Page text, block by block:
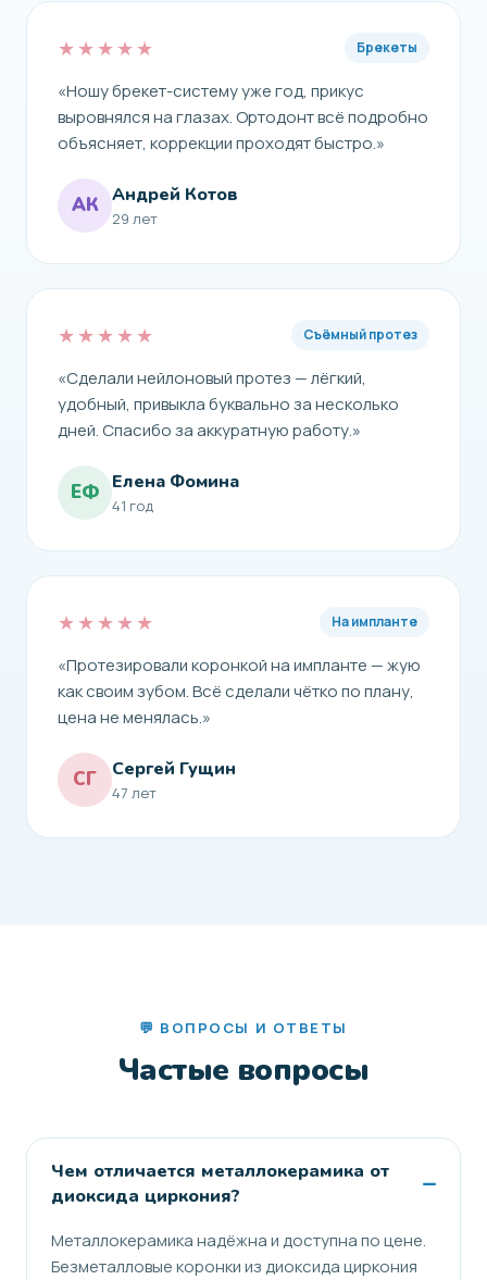
★★★★★ Брекеты
«Ношу брекет-систему уже год, прикус
выровнялся на глазах. Ортодонт всё подробно
объясняет, коррекции проходят быстро.»
АК Андрей Котов
29 лет
★★★★★ Съёмный протез
«Сделали нейлоновый протез — лёгкий,
удобный, привыкла буквально за несколько
дней. Спасибо за аккуратную работу.»
ЕФ Елена Фомина
41 год
★★★★★ На импланте
«Протезировали коронкой на импланте — жую
как своим зубом. Всё сделали чётко по плану,
цена не менялась.»
СГ Сергей Гущин
47 лет
💬 ВОПРОСЫ И ОТВЕТЫ
Частые вопросы
Чем отличается металлокерамика от
диоксида циркония?
–
Металлокерамика надёжна и доступна по цене.
Безметалловые коронки из диоксида циркония